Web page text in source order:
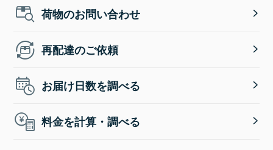
荷物のお問い合わせ
再配達のご依頼
お届け日数を調べる
料金を計算・調べる